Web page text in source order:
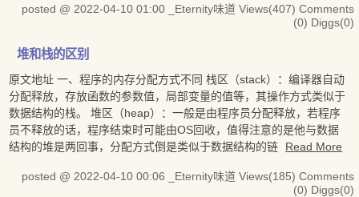
posted @ 2022-04-10 01:00 _Eternity味道 Views(407) Comments
(0) Diggs(0)
堆和栈的区别
原文地址 一、程序的内存分配方式不同 栈区（stack）：编译器自动
分配释放，存放函数的参数值，局部变量的值等，其操作方式类似于
数据结构的栈。 堆区（heap）：一般是由程序员分配释放，若程序
员不释放的话，程序结束时可能由OS回收，值得注意的是他与数据
结构的堆是两回事，分配方式倒是类似于数据结构的链
Read More
posted @ 2022-04-10 00:06 _Eternity味道 Views(185) Comments
(0) Diggs(0)